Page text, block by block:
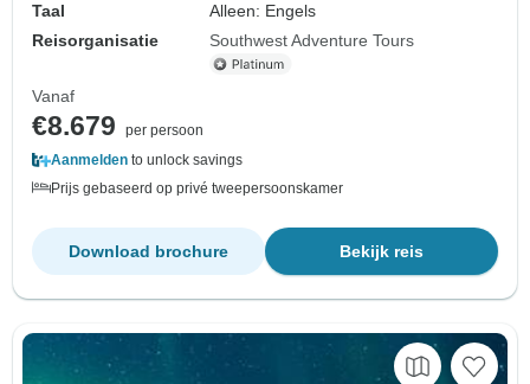
Taal
Alleen: Engels
Reisorganisatie
Southwest Adventure Tours
Vanaf
€8.679
per persoon
Aanmelden to unlock savings
Prijs gebaseerd op privé tweepersoonskamer
Bekijk reis
Download brochure